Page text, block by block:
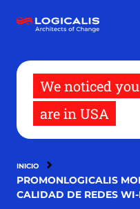
contenido
We noticed you
are in USA
INICIO
PROMONLOGICALIS
CALIDAD DE REDES